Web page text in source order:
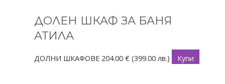
ДОЛЕН ШКАФ ЗА БАНЯ
АТИЛА
ДОЛНИ ШКАФОВЕ 204.00 € (399.00 лв.) Купи